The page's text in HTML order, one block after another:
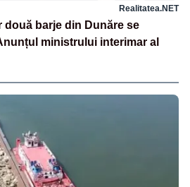
Realitatea.NET
barje din Dunăre se
ministrului interimar al